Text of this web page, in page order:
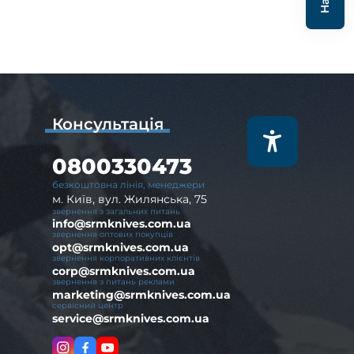
Консультація
безкоштовна лінія, менеджери
0800330473
м. Київ, вул. Жилянська, 75
звернення з загальних питань
info@srmknives.com.ua
звернення оптових покупців
opt@srmknives.com.ua
звернення корпоративних клієнтів
corp@srmknives.com.ua
звернення з питань реклами
marketing@srmknives.com.ua
сервісний центр
service@srmknives.com.ua